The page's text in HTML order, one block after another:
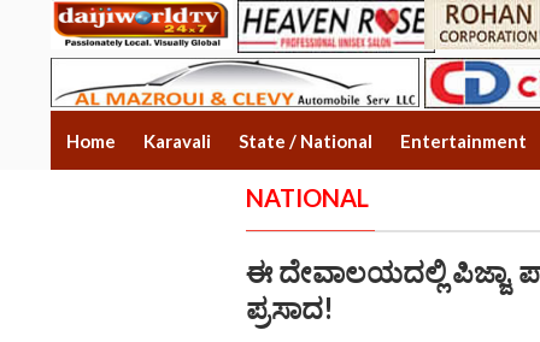
Home Karavali State / National Entertainment
NATIONAL
ಈ ದೇವಾಲಯದಲ್ಲಿ ಪಿಜ್ಜಾ,
ಪ್ರಸಾದ!